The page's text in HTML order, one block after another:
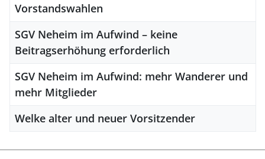
Vorstandswahlen
SGV Neheim im Aufwind – keine
Beitragserhöhung erforderlich
SGV Neheim im Aufwind: mehr Wanderer und
mehr Mitglieder
Welke alter und neuer Vorsitzender